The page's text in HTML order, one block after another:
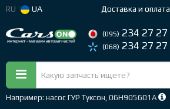
RU UA Доставка и оплата
(095) 234 27 27
(068) 234 27 27
Например: насос ГУР Туксон, 06H905601A